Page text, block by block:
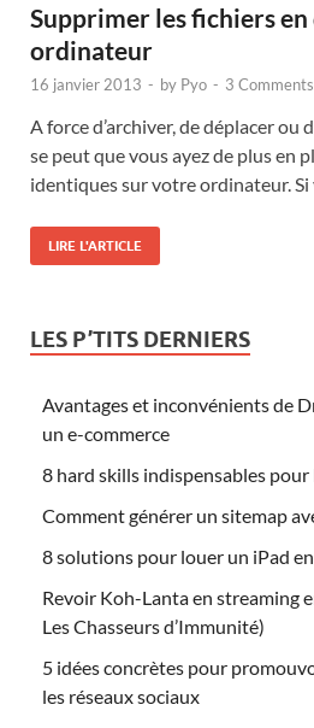
Supprimer les fichiers
ordinateur
16 janvier 2013 - by Pyo - 3
A force d’archiver, de déplacer ou
se peut que vous ayez de plus en
identiques sur votre ordinateur. Si
LIRE L'ARTICLE
LES P’TITS DERNIERS
Avantages et inconvénients de
un e-commerce
8 hard skills indispensables
Comment générer un sitemap
8 solutions pour louer un iPad
Revoir Koh-Lanta en streaming
Les Chasseurs d’Immunité)
5 idées concrètes pour
les réseaux sociaux